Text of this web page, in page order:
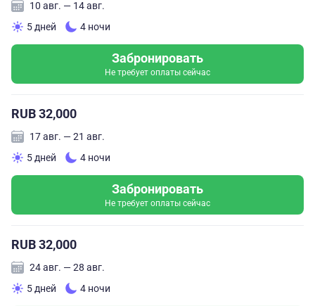
10 авг. — 14 авг.
5 дней
4 ночи
Забронировать
Не требует оплаты сейчас
RUB 32,000
17 авг. — 21 авг.
5 дней
4 ночи
Забронировать
Не требует оплаты сейчас
RUB 32,000
24 авг. — 28 авг.
5 дней
4 ночи